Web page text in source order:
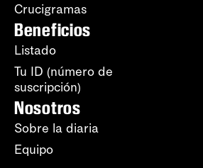
Crucigramas
Beneficios
Listado
Tu ID (número de
suscripción)
Nosotros
Sobre la diaria
Equipo